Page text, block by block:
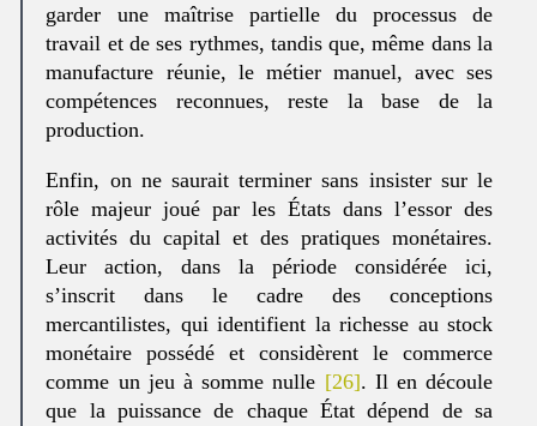
garder une maîtrise partielle du processus de
travail et de ses rythmes, tandis que, même dans la
manufacture réunie, le métier manuel, avec ses
compétences reconnues, reste la base de la
production.
Enfin, on ne saurait terminer sans insister sur le
rôle majeur joué par les États dans l’essor des
activités du capital et des pratiques monétaires.
Leur action, dans la période considérée ici,
s’inscrit dans le cadre des conceptions
mercantilistes, qui identifient la richesse au stock
monétaire possédé et considèrent le commerce
comme un jeu à somme nulle [26]. Il en découle
que la puissance de chaque État dépend de sa